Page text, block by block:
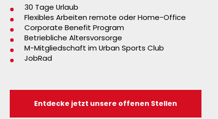
30 Tage Urlaub
Flexibles Arbeiten remote oder Home-Office
Corporate Benefit Program
Betriebliche Altersvorsorge
M-Mitgliedschaft im Urban Sports Club
JobRad
Entdecke jetzt unsere offenen Stellen